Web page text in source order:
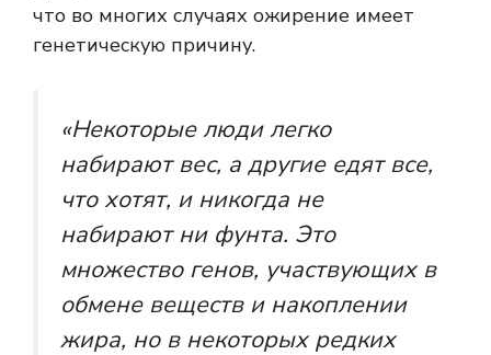
что во многих случаях ожирение имеет
генетическую причину.
«Некоторые люди легко
набирают вес, а другие едят все,
что хотят, и никогда не
набирают ни фунта. Это
множество генов, участвующих в
обмене веществ и накоплении
жира, но в некоторых редких